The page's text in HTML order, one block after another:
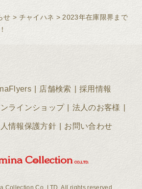
せ > チャイハネ > 2023年在庫限界まで
店舗検索 採用情報
ラインショップ 法人のお客様
情報保護方針 お問い合わせ
Collection Co.,LTD. All rights reserved.